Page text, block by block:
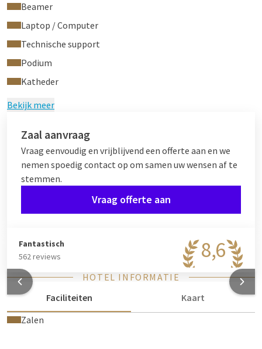
Beamer
Laptop / Computer
Technische support
Podium
Katheder
Bekijk meer
Zaal aanvraag
Vraag eenvoudig en vrijblijvend een offerte aan en we
nemen spoedig contact op om samen uw wensen af te
stemmen.
Vraag offerte aan
8,6
Fantastisch
562 reviews
HOTEL INFORMATIE
Faciliteiten
Kaart
Zalen